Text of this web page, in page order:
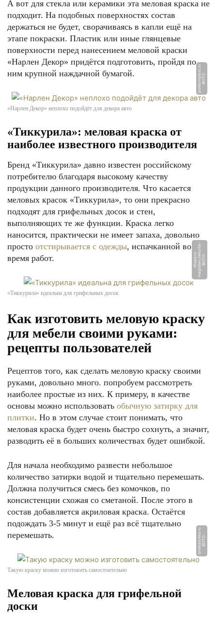
А вот для стекла или керамики эта меловая краска не
подходит. На подобных поверхностях состав
держаться не будет, сворачиваясь в капли ещё на
этапе покраски. Пластик или иные глянцевые
поверхности перед нанесением меловой краски
«Нарлен Декор» придётся подготовить, пройдя по
ним крупной наждачной бумагой.
Ф
О
Т
О:
p
oli
k
o
m
pl
a
s
t.
r
u
«Нарлен Декор» неплохо подойдёт для декора авто
«Тиккурила»: меловая краска от
наиболее известного производителя
Бренд «Тиккурила» давно известен российскому
потребителю благодаря высокому качеству
продукции данного производителя. Что касается
меловых красок «Тиккурила», то они прекрасно
подходят для грифельных досок и стен,
выполняющих те же функции. Краска легко
наносится, практически не имеет запаха, довольно
просто отстирывается с одежды, испачканной во
время работ.
Ф
О
Т
О:
m
a
g
a
d
a
n.
ti
k
k u
ril
a
-s
h
o
p
s.
r
u
«Тиккурила» идеальна для грифельных досок
Как изготовить меловую краску
для мебели своими руками:
рецепты пользователей
Рецептов того, как сделать меловую краску своими
руками, довольно много. попробуем рассмотреть
наиболее простые из них. К примеру, в качестве
основы можно использовать обычную затирку для
плитки. Но в этом случае стоит понимать, что
меловая краска будет очень быстро сохнуть, а значит,
разводить её в больших количествах будет ошибкой.
Для начала необходимо развести небольшое
количество затирки водой и тщательно перемешать.
Должна получиться смесь без комочков, по
консистенции схожая со сметаной. После этого в
состав добавляется акриловая краска. Остаётся
подождать 3-5 минут и ещё раз всё тщательно
перемешать.
Ф
О
Т
О:
s
m
e
k
al
o
4
k
a.
r
u
Такую краску можно изготовить самостоятельно
Меловая краска для грифельной
доски